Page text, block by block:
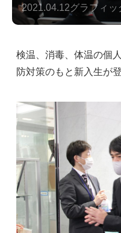
2021.04.12グラフィ
検温、消毒、体温の個
防対策のもと新入生が